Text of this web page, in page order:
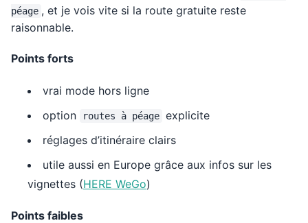
péage , et je vois vite si la route gratuite reste
raisonnable.
Points forts
vrai mode hors ligne
option
routes à péage explicite
réglages d’itinéraire clairs
utile aussi en Europe grâce aux infos sur les
vignettes (HERE WeGo)
Points faibles